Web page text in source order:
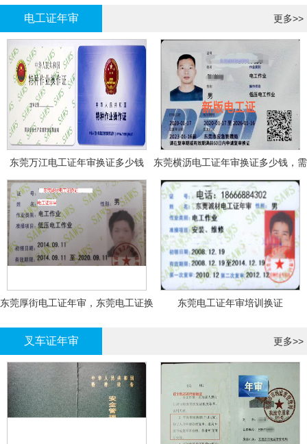
电工证年审 更多>>
东莞万江电工证年审换证多少钱
东莞横沥电工证年审换证多少钱，需
要什么资料
东莞厚街电工证年审，东莞电工证换
东莞电工证年审培训换证
叉车证年审 更多>>